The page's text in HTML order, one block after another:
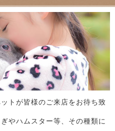
トが皆様のご来店をお待ち致
やハムスター等、その種類に